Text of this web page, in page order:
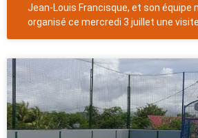
Jean-Louis Francisque, et son équipe
organisé ce mercredi 3 juillet une visite